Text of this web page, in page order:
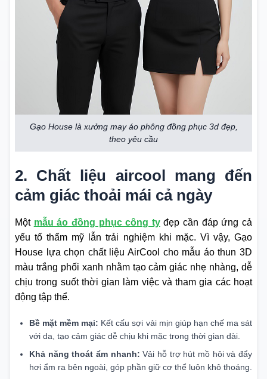
Gạo House là xưởng may áo phông đồng phục 3d đẹp,
theo yêu cầu
2. Chất liệu aircool mang đến
cảm giác thoải mái cả ngày
Một mẫu áo đồng phục công tyđẹp cần đáp ứng cả
yếu tố thẩm mỹ lẫn trải nghiệm khi mặc. Vì vậy, Gạo
House lựa chọn chất liệu AirCool cho mẫu áo thun 3D
màu trắng phối xanh nhằm tạo cảm giác nhẹ nhàng, dễ
chịu trong suốt thời gian làm việc và tham gia các hoạt
động tập thể.
Bề mặt mềm mại: Kết cấu sợi vải mịn giúp hạn chế ma sát
với da, tạo cảm giác dễ chịu khi mặc trong thời gian dài.
Khả năng thoát ẩm nhanh: Vải hỗ trợ hút mồ hôi và đẩy
hơi ẩm ra bên ngoài, góp phần giữ cơ thể luôn khô thoáng.